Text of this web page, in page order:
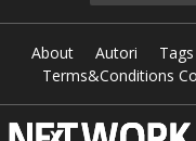
About Autori Tags
Terms&Conditions